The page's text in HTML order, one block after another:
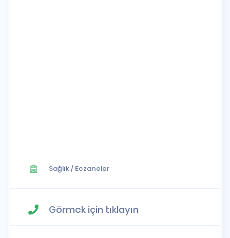
Sağlık/ Eczaneler
Görmek için tıklayın